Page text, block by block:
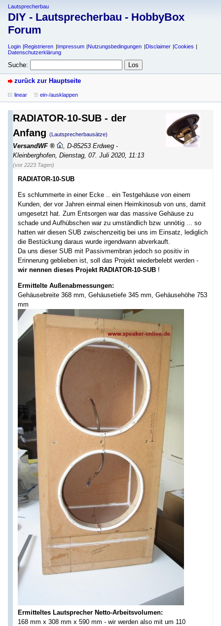
Lautsprecherbau
DIY - Lautsprecherbau - HobbyBox
Forum
Login Registrieren Impressum Nutzungsbedingungen Disclaimer
Cookies
Datenschutzerklärung
Suche:
zurück zur Hauptseite
linear ein-/ausklappen
RADIATOR-10-SUB - der
Anfang (Lautsprecherbausätze)
VersandWF
D-85253 Erdweg -
Kleinberghofen Dienstag, 07. Juli 2020, 11:13
(vor 2223 Tagen)
RADIATOR-10-SUB
Es schlummerte in einer Ecke .. ein Testgehäuse von einem
Kunden, der vor Jahren einmal einen Heimkinosub von uns, damit
umgesetzt hat. Zum Entsorgen war das massive Gehäuse zu
schade und Aufhübschen war zu umständlich bzw. unnötig ... so
hatten wir diesen SUB zwischenzeitig bei uns im Einsatz, lediglich
die Bestückung daraus wurde irgendwann abverkauft.
Da uns dieser SUB mit Passivmembran jedoch so positiv in
Erinnerung geblieben ist, soll das Projekt wiederbelebt werden -
wir nennen dieses Projekt RADIATOR-10-SUB !
Ermittelte Außenabmessungen:
Gehäusebreite 368 mm, Gehäusetiefe 345 mm, Gehäusehöhe 753
mm
Ermitteltes Lautsprecher Netto-Arbeitsvolumen:
168 mm x 308 mm x 590 mm - wir werden also mit um 110